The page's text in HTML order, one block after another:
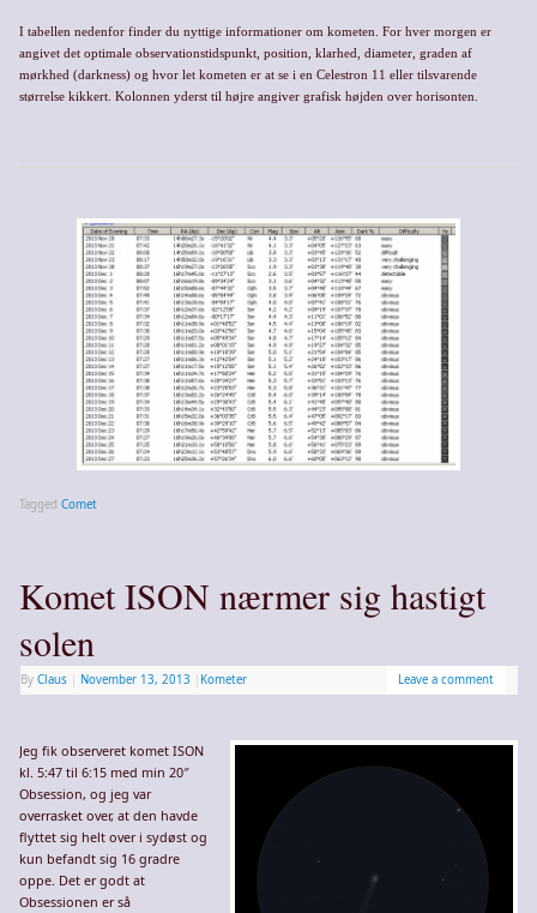
I tabellen nedenfor finder du nyttige informationer om kometen. For hver morgen er
angivet det optimale observationstidspunkt, position, klarhed, diameter, graden af
mørkhed (darkness) og hvor let kometen er at se i en Celestron 11 eller tilsvarende
størrelse kikkert. Kolonnen yderst til højre angiver grafisk højden over horisonten.
TaggedComet
Komet ISON nærmer sig hastigt
solen
ByClaus November 13, 2013 Kometer Leave a comment
Jeg fik observeret komet ISON
kl. 5:47 til 6:15 med min 20″
Obsession, og jeg var
overrasket over, at den havde
flyttet sig helt over i sydøst og
kun befandt sig 16 gradre
oppe. Det er godt at
Obsessionen er så